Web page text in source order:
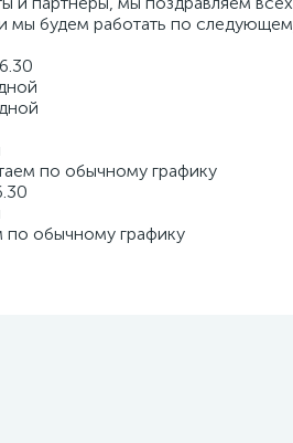
мы будем работать по
по обычному графику
по обычному графику